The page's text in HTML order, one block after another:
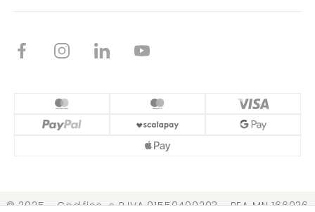
© 2025 - Cod.fisc. e P.IVA 01550490203 - REA MN 166036